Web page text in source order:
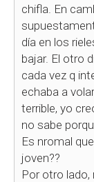
chifla. En
día en los
bajar. El otro
cada vez q
echaba a
terrible, yo
no sabe
Es nromal
joven??
Por otro lado,